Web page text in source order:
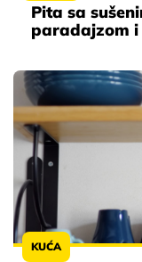
Pita sa
paradajzom i
KUĆA